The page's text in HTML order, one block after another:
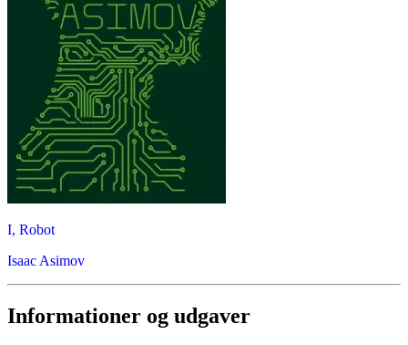
I, Robot
Isaac Asimov
Informationer og udgaver